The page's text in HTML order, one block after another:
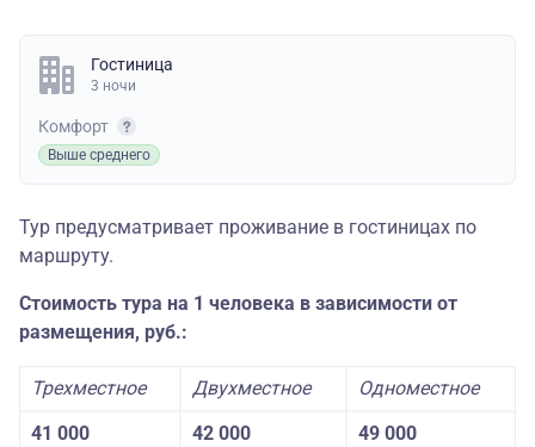
Гостиница
3 ночи
Комфорт
Выше среднего
Тур предусматривает проживание в гостиницах по
маршруту.
Стоимость тура на 1 человека в зависимости от
размещения, руб.:
Трехместное Двухместное
Одноместное
41 000
42 000 49 000